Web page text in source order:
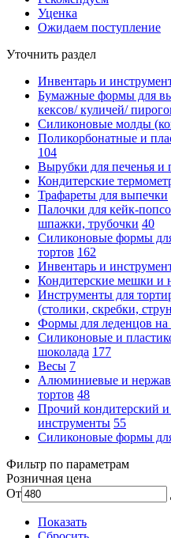
Уценка
Ожидаем поступление
Уточнить раздел
Инвентарь и
Бумажные формы для
кексов/ куличей/
Силиконовые молды
Поликорбонатные и
104
Вырубки для печенья и
Кондитерские
Трафареты для выпечки
Палочки для кейк-
шпажки, трубочки 40
Силиконовые формы
тортов 162
Инвентарь и
Кондитерские мешки и
Инструменты для
(столики, скребки,
Формы для леденцов на
Силиконовые и
шоколада 177
Весы 7
Алюминиевые и
тортов 48
Прочий кондитерский
инструменты 55
Силиконовые формы
Фильтр по параметрам
Розничная цена
От
Показать